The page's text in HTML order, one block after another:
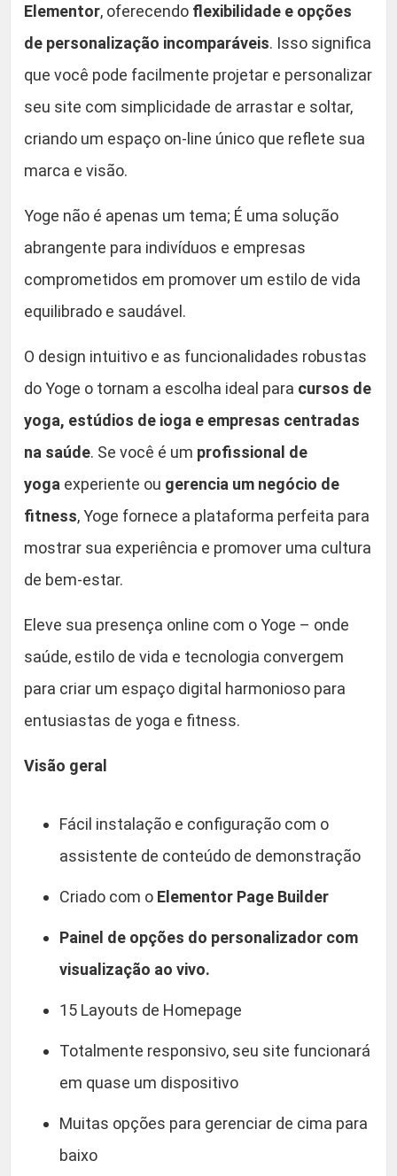
Elementor, oferecendo flexibilidade e opções
de personalização incomparáveis. Isso significa
que você pode facilmente projetar e personalizar
seu site com simplicidade de arrastar e soltar,
criando um espaço on-line único que reflete sua
marca e visão.
Yoge não é apenas um tema; É uma solução
abrangente para indivíduos e empresas
comprometidos em promover um estilo de vida
equilibrado e saudável.
O design intuitivo e as funcionalidades robustas
do Yoge o tornam a escolha ideal para cursos de
yoga, estúdios de ioga e empresas centradas
na saúde. Se você é um profissional de
yoga experiente ou gerencia um negócio de
fitness, Yoge fornece a plataforma perfeita para
mostrar sua experiência e promover uma cultura
de bem-estar.
Eleve sua presença online com o Yoge – onde
saúde, estilo de vida e tecnologia convergem
para criar um espaço digital harmonioso para
entusiastas de yoga e fitness.
Visão geral
Fácil instalação e configuração com o
assistente de conteúdo de demonstração
Criado com o Elementor Page Builder
Painel de opções do personalizador com
visualização ao vivo.
15 Layouts de Homepage
Totalmente responsivo, seu site funcionará
em quase um dispositivo
Muitas opções para gerenciar de cima para
baixo